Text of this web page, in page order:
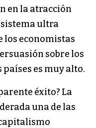
en la atracción
ultra
los economistas
sobre los
es muy alto.
éxito? La
una de las